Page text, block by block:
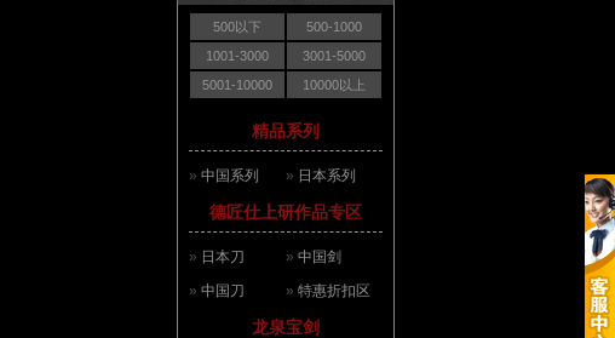
500以下
500-1000
1001-3000
3001-5000
5001-10000
10000以上
精品系列
» 中国系列 » 日本系列
德匠仕上研作品专区
» 日本刀 » 中国剑
» 中国刀 » 特惠折扣区
龙泉宝剑